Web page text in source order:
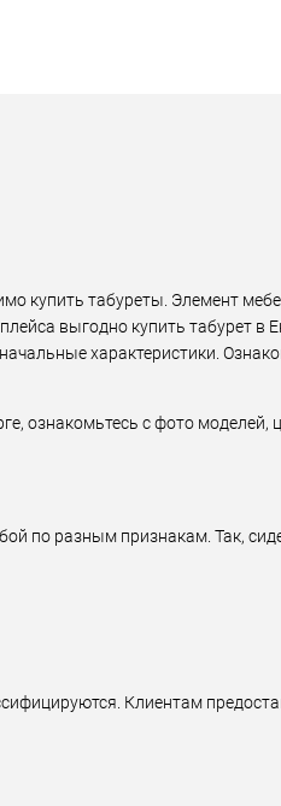
купить табуреты. Элемент
выгодно купить табурет в
характеристики.
ознакомьтесь с фото
по разным признакам. Так,
Клиентам